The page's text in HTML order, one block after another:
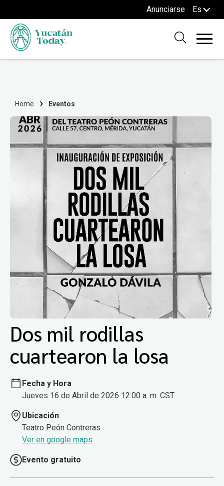
Anunciarse Es
Home Eventos
Dos mil rodillas
cuartearon la losa
Fecha y Hora
Jueves 16 de Abril de 2026 12:00 a. m. CST
Ubicación
Teatro Peón Contreras
Ver en google maps
Evento gratuito